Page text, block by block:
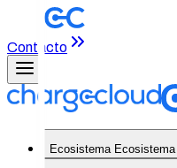
Contacto
Ecosistema Ecosistema